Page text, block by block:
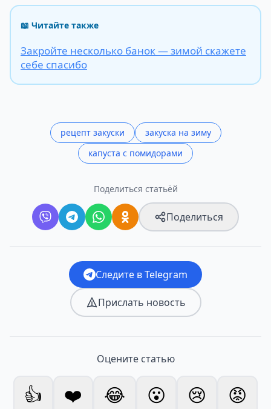
📖 Читайте также
Закройте несколько банок — зимой скажете
себе спасибо
рецепт закуски
закуска на зиму
капуста с помидорами
Поделиться статьёй
Поделиться
Следите в Telegram
Прислать новость
Оцените статью
👍 ❤️ 😂 😮 😢 😡